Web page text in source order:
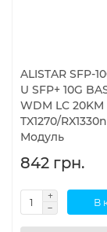
ALISTAR SFP-
U SFP+ 10G
WDM LC 20KM
TX1270/
Модуль
842 грн.
В